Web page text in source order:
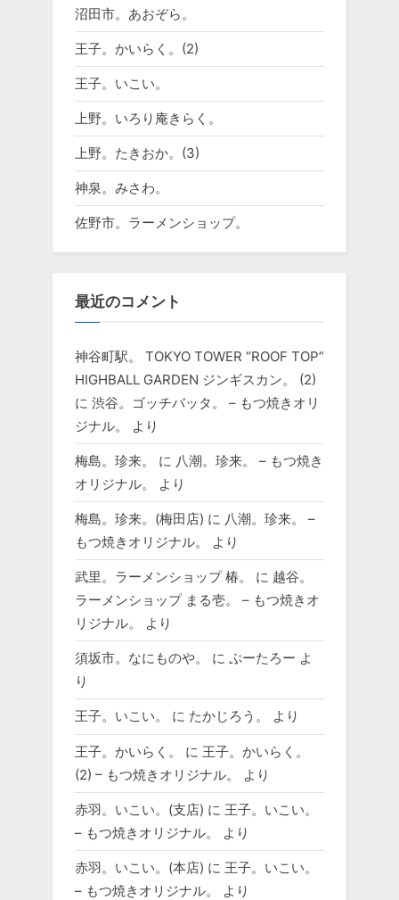
沼田市。あおぞら。
王子。かいらく。(2)
王子。いこい。
上野。いろり庵きらく。
上野。たきおか。(3)
神泉。みさわ。
佐野市。ラーメンショップ。
最近のコメント
神谷町駅。 TOKYO TOWER “ROOF TOP”
HIGHBALL GARDEN ジンギスカン。 (2)
に 渋谷。ゴッチバッタ。 – もつ焼きオリ
ジナル。
より
梅島。珍来。 に 八潮。珍来。 – もつ焼き
オリジナル。
より
梅島。珍来。(梅田店) に 八潮。珍来。 –
もつ焼きオリジナル。
より
武里。ラーメンショップ 椿。 に 越谷。
ラーメンショップ まる壱。 – もつ焼きオ
リジナル。
より
須坂市。なにものや。 に ぷーたろー よ
り
王子。いこい。 に たかじろう。 より
王子。かいらく。 に 王子。かいらく。
(2) – もつ焼きオリジナル。
より
赤羽。いこい。(支店) に 王子。いこい。
– もつ焼きオリジナル。
より
赤羽。いこい。(本店) に 王子。いこい。
– もつ焼きオリジナル。
より